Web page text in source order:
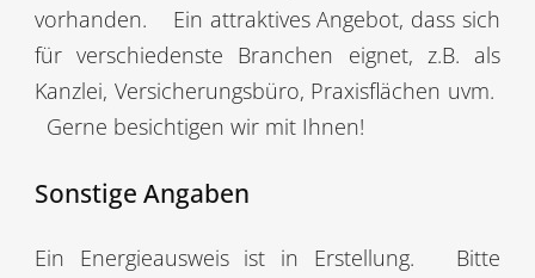
vorhanden.
Ein attraktives Angebot, dass sich
für verschiedenste Branchen eignet, z.B. als
Kanzlei, Versicherungsbüro, Praxisflächen uvm.
Gerne besichtigen wir mit Ihnen!
Sonstige Angaben
Ein Energieausweis ist in Erstellung.
Bitte